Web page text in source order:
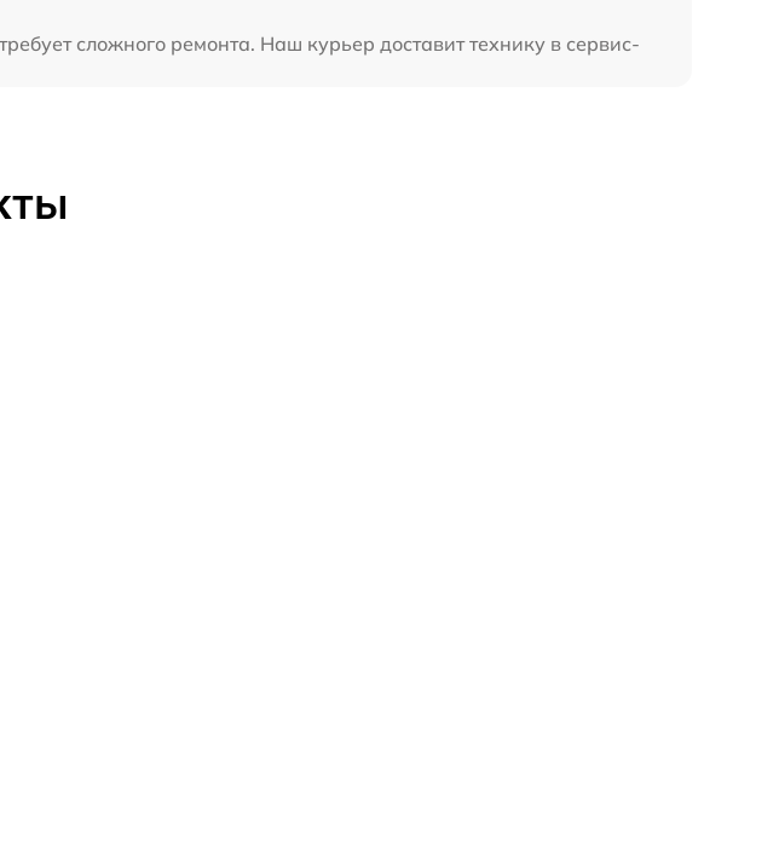
сложного ремонта. Наш курьер доставит технику в сервис-